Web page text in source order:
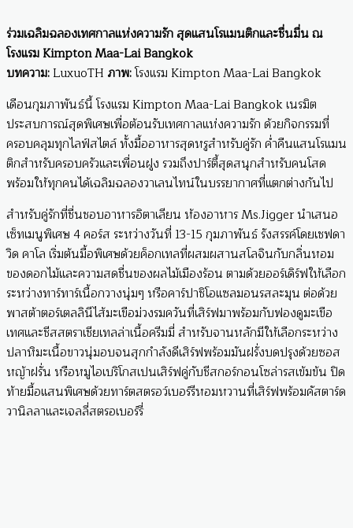
ร่วมเฉลิมฉลองเทศกาลแห่งความรัก สุดแสนโรแมนติกและชื่นมื่น ณ
โรงแรม Kimpton Maa-Lai Bangkok
บทความ:LuxuoTH ภาพ:โรงแรม Kimpton Maa-Lai Bangkok
เดือนกุมภาพันธ์นี้ โรงแรม Kimpton Maa-Lai Bangkok เนรมิต
ประสบการณ์สุดพิเศษเพื่อต้อนรับเทศกาลแห่งความรัก ด้วยกิจกรรมที่
ครอบคลุมทุกไลฟ์สไตล์ ทั้งมื้ออาหารสุดหรูสำหรับคู่รัก ค่ำคืนแสนโรแมน
ติกสำหรับครอบครัวและเพื่อนฝูง รวมถึงปาร์ตี้สุดสนุกสำหรับคนโสด
พร้อมให้ทุกคนได้เฉลิมฉลองวาเลนไทน์ในบรรยากาศที่แตกต่างกันไป
สำหรับคู่รักที่ชื่นชอบอาหารอิตาเลียน ห้องอาหาร Ms.Jigger นำเสนอ
เซ็ทเมนูพิเศษ 4 คอร์ส ระหว่างวันที่ 13-15 กุมภาพันธ์ รังสรรค์โดยเชฟดา
วิด คาโล เริ่มต้นมื้อพิเศษด้วยค็อกเทลที่ผสมผสานสโลจินกับกลิ่นหอม
ของดอกไม้และความสดชื่นของผลไม้เมืองร้อน ตามด้วยออร์เดิร์ฟให้เลือก
ระหว่างทาร์ทาร์เนื้อกวางนุ่มๆ หรือคาร์ปาชิโอแซลมอนรสละมุน ต่อด้วย
พาสต้าตอร์เตลลินีไส้มะเขือม่วงรมควันที่เสิร์ฟมาพร้อมกับฟองดูมะเขือ
เทศและชีสสตราเชียเทลล่าเนื้อครีมมี่ สำหรับจานหลักมีให้เลือกระหว่าง
ปลาหิมะเนื้อขาวนุ่มอบจนสุกกำลังดีเสิร์ฟพร้อมมันฝรั่งบดปรุงด้วยซอส
หญ้าฝรั่น หรือหมูไอเบริโกสเปนเสิร์ฟคู่กับชีสกอร์กอนโซล่ารสเข้มข้น ปิด
ท้ายมื้อแสนพิเศษด้วยทาร์ตสตรอว์เบอร์รีหอมหวานที่เสิร์ฟพร้อมคัสตาร์ด
วานิลลาและเจลลี่สตรอเบอร์รี่